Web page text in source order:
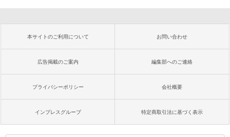
本サイトのご利用について お問い合わせ
広告掲載のご案内 編集部へのご連絡
プライバシーポリシー 会社概要
インプレスグループ 特定商取引法に基づく表示